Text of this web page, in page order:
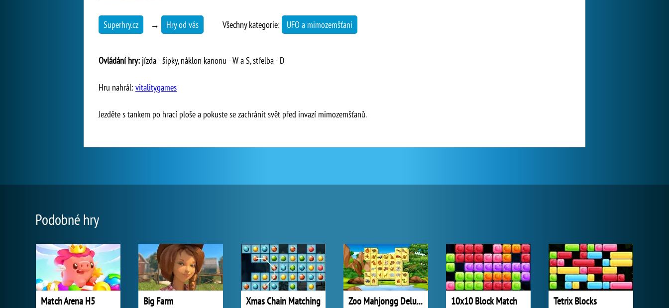
Superhry.cz → Hry od vás Všechny kategorie: UFO a mimozemšťani
Ovládání hry: jízda - šipky, náklon kanonu - W a S, střelba - D
Hru nahrál: vitalitygames
Jezděte s tankem po hrací ploše a pokuste se zachránit svět před invazí mimozemšťanů.
Podobné hry
Match Arena H5 Big Farm Xmas Chain Matching Zoo Mahjongg Deluxe 10x10 Block Match Tetrix Blocks